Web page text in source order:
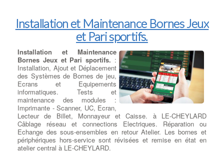
luminosité de votre écran LCD, et
l'affichage devient trop sombre
pour l'utiliser correctement, même
en poussant l'éclairage à fond. à
LE-CHEYLARD, Le tube fluorescent à cathode froide (rétro-
éclairage) la carte inverter est HS ou dans 68% des cas, le
remplacement de la carte inverter suffira à régler le problème. à
LE-CHEYLARD, Mais dans d'autre cas il faudra envisager le
remplacement pur et simple de votre écran d'ordinateur portable.
Installation et Maintenance Bornes Jeux
et Pari sportifs.
Installation et Maintenance
Bornes Jeux et Pari sportifs. :
Installation, Ajout et Déplacement
des Systèmes de Bornes de jeu,
Ecrans et Equipements
informatiques. Tests et
maintenance des modules :
Imprimante - Scanner, UC, Ecran,
Lecteur de Billet, Monnayeur et Caisse. à LE-CHEYLARD
Câblage réseau et connections Electriques. Réparation ou
Echange des sous-ensembles en retour Atelier. Les bornes et
périphériques hors-service sont révisées et remise en état en
atelier central à LE-CHEYLARD.